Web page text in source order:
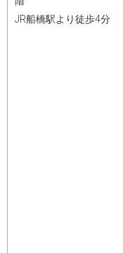
JR船橋駅より徒歩4分